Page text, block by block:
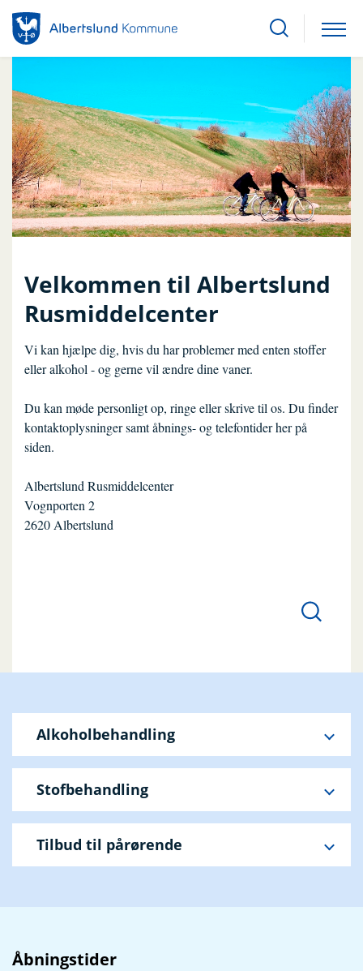
Velkommen til Albertslund
Rusmiddelcenter
Vi kan hjælpe dig, hvis du har problemer med enten stoffer
eller alkohol - og gerne vil ændre dine vaner.
Du kan møde personligt op, ringe eller skrive til os. Du finder
kontaktoplysninger samt åbnings- og telefontider her på
siden.
Albertslund Rusmiddelcenter
Vognporten 2
2620 Albertslund
Alkoholbehandling
Stofbehandling
Tilbud til pårørende
Åbningstider